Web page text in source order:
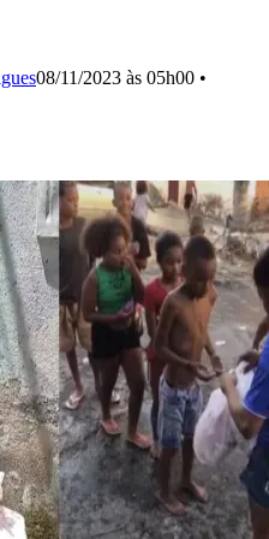
08/11/2023 às 05h00 •